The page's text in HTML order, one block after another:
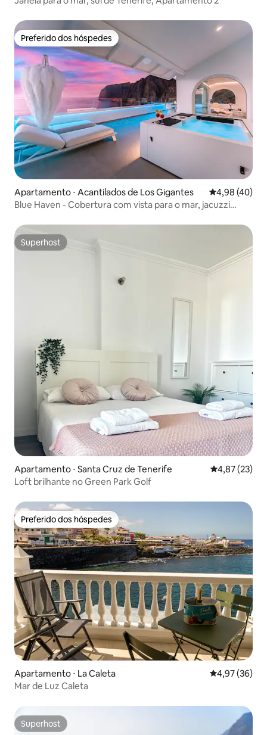
Preferido dos hóspedes
Preferido dos hóspedes
Apartamento ⋅ Acantilados de Los Gigantes 4,98 de uma
4,98 (40)
Blue Haven - Cobertura com vista para o mar, jacuzzi
Superhost
Superhost
Apartamento ⋅ Santa Cruz de Tenerife 4,87 de uma
4,87 (23)
Loft brilhante no Green Park Golf
Preferido dos hóspedes
Preferido dos hóspedes
Apartamento ⋅ La Caleta 4,97 de uma
4,97 (36)
Mar de Luz Caleta
Superhost
Superhost